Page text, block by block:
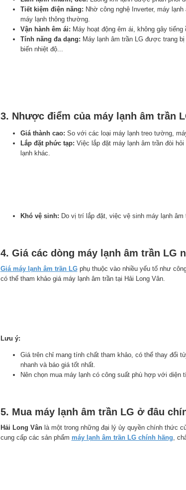
Tiết kiệm điện năng: Nhờ công nghệ Inverter, máy
máy lạnh thông thường.
Vận hành êm ái: Máy hoạt động êm ái, không gây
Tính năng đa dạng: Máy lạnh âm trần LG được trang
biến nhiệt độ...
3. Nhược điểm của máy lạnh âm trần
Giá thành cao: So với các loại máy lạnh treo tường,
Lắp đặt phức tạp: Việc lắp đặt máy lạnh âm trần đòi
lạnh khác.
Khó vệ sinh: Do vị trí lắp đặt, việc vệ sinh máy lạnh
4. Giá các dòng máy lạnh âm trần LG
Giá máy lạnh âm trần LGphụ thuộc vào nhiều yếu tố như
có thể tham khảo giá máy lạnh âm trần tại Hải Long Vân.
Lưu ý:
Giá trên chỉ mang tính chất tham khảo, có thể thay đổi
nhanh và báo giá tốt nhất.
Nên chọn mua máy lạnh có công suất phù hợp với diện
5. Mua máy lạnh âm trần LG ở đâu
Hải Long Vânlà một trong những đại lý ủy quyền chính thức
cung cấp các sản phẩm máy lạnh âm trần LG chính hãng,